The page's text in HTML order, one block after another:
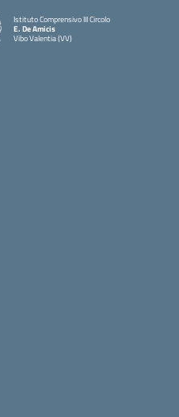
Istituto Comprensivo III Circolo
E. De Amicis
Vibo Valentia (VV)